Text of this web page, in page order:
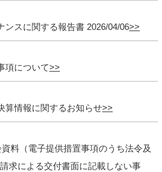
ンスに関する報告書 2026/04/06
項について
算情報に関するお知らせ
料（電子提供措置事項のうち法令及
求による交付書面に記載しない事